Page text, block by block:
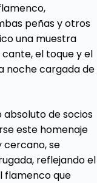
peñas y otros
una muestra
el toque y el
noche cargada de
absoluto de socios
este homenaje
cercano, se
reflejando el
flamenco que